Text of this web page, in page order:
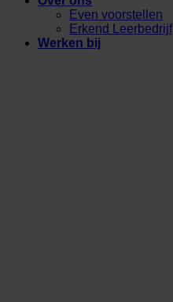
Even voorstellen
Erkend Leerbedrijf
Werken bij